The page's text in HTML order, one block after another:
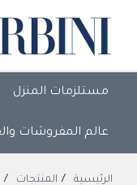
مستلزمات المنزل
عالم المفروشات
الرئيسية المنتجات